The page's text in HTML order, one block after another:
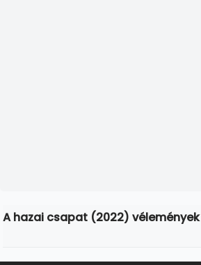
A hazai csapat (2022) vélemények